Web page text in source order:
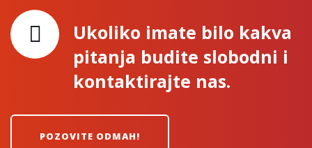
Ukoliko imate bilo kakva
pitanja budite slobodni i
kontaktirajte nas.
POZOVITE ODMAH!